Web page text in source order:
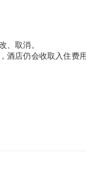
、取消。
酒店仍会收取入住费